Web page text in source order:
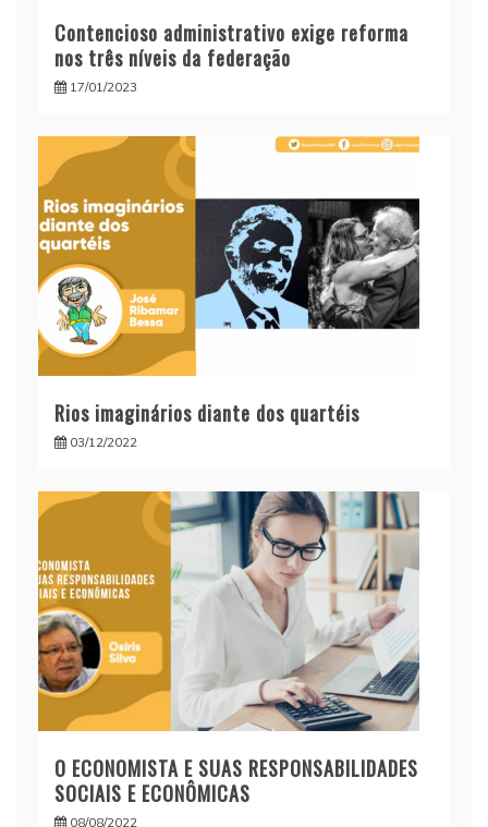
Contencioso administrativo exige reforma
nos três níveis da federação
17/01/2023
Rios imaginários diante dos quartéis
03/12/2022
O ECONOMISTA E SUAS RESPONSABILIDADES
SOCIAIS E ECONÔMICAS
08/08/2022